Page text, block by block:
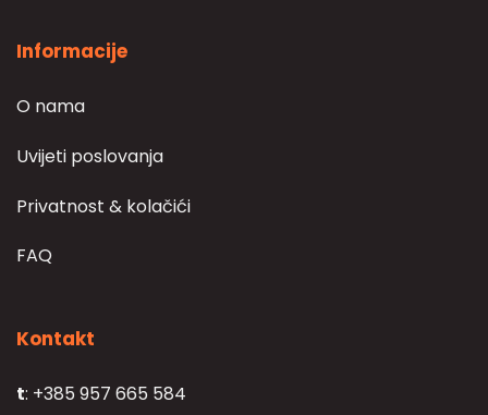
Informacije
O nama
Uvijeti poslovanja
Privatnost & kolačići
FAQ
Kontakt
t: +385 957 665 584